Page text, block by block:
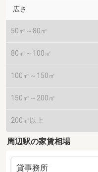
広さ
50㎡～80㎡
80㎡～100㎡
100㎡～150㎡
150㎡～200㎡
200㎡以上
周辺駅の家賃相場